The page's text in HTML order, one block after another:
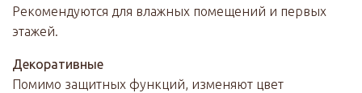
Рекомендуются для влажных помещений и первых
этажей.
Декоративные
Помимо защитных функций, изменяют цвет